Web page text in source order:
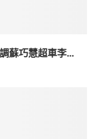
蘇巧慧超車李...